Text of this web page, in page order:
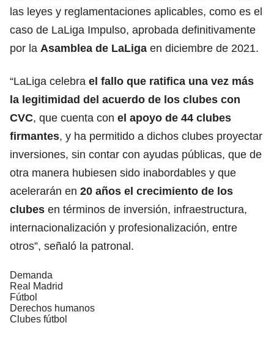
las leyes y reglamentaciones aplicables, como es el
caso de LaLiga Impulso, aprobada definitivamente
por la Asamblea de LaLiga en diciembre de 2021.
“LaLiga celebra el fallo que ratifica una vez más
la legitimidad del acuerdo de los clubes con
CVC, que cuenta con el apoyo de 44 clubes
firmantes, y ha permitido a dichos clubes proyectar
inversiones, sin contar con ayudas públicas, que de
otra manera hubiesen sido inabordables y que
acelerarán en 20 años el crecimiento de los
clubes en términos de inversión, infraestructura,
internacionalización y profesionalización, entre
otros”, señaló la patronal.
Demanda
Real Madrid
Fútbol
Derechos humanos
Clubes fútbol